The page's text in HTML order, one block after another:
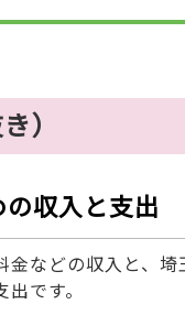
）
収入と支出
などの収入と、
です。